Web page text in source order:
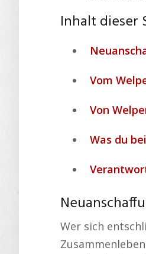
Inhalt dieser
Vom
Von
Was du
Wer sich